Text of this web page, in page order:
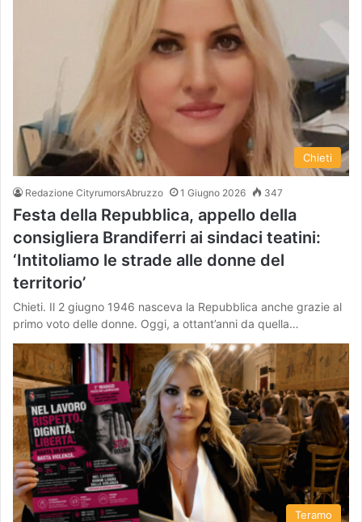
Chieti
Redazione CityrumorsAbruzzo 1 Giugno 2026 347
Festa della Repubblica, appello della
consigliera Brandiferri ai sindaci teatini:
‘Intitoliamo le strade alle donne del
territorio’
Chieti. Il 2 giugno 1946 nasceva la Repubblica anche grazie al
primo voto delle donne. Oggi, a ottant’anni da quella…
Teramo